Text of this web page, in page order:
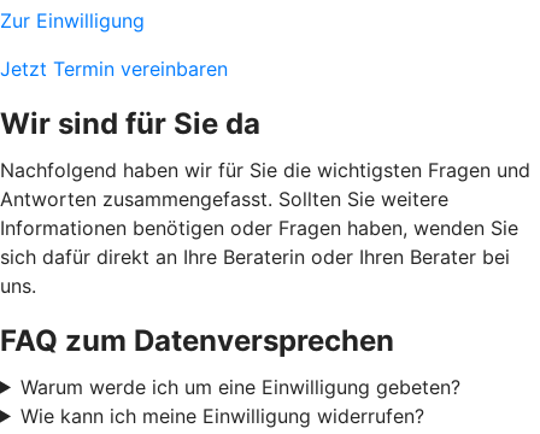
Zur Einwilligung
Jetzt Termin vereinbaren
Wir sind für Sie da
Nachfolgend haben wir für Sie die wichtigsten Fragen und
Antworten zusammengefasst. Sollten Sie weitere
Informationen benötigen oder Fragen haben, wenden Sie
sich dafür direkt an Ihre Beraterin oder Ihren Berater bei
uns.
FAQ zum Datenversprechen
Warum werde ich um eine Einwilligung gebeten?
Wie kann ich meine Einwilligung widerrufen?